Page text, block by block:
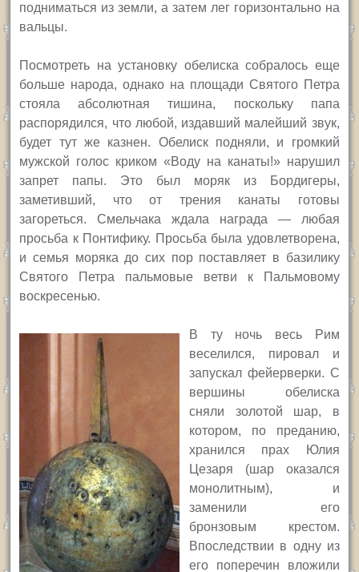
подниматься из земли, а затем лег горизонтально на
вальцы.
Посмотреть на установку обелиска собралось еще
больше народа, однако на площади Святого Петра
стояла абсолютная тишина, поскольку папа
распорядился, что любой, издавший малейший звук,
будет тут же казнен. Обелиск подняли, и громкий
мужской голос криком «Воду на канаты!» нарушил
запрет папы. Это был моряк из Бордигеры,
заметивший, что от трения канаты готовы
загореться.Смельчака ждала награда — любая
просьба к Понтифику. Просьба была удовлетворена,
и семья моряка до сих пор поставляет в базилику
Святого Петра пальмовые ветви к Пальмовому
воскресенью.
В ту ночь весь Рим
веселился, пировал и
запускал фейерверки. С
вершины обелиска
сняли золотой шар, в
котором, по преданию,
хранился прах Юлия
Цезаря (шар оказался
монолитным), и
заменили его
бронзовым крестом.
Впоследствии в одну из
его поперечин вложили